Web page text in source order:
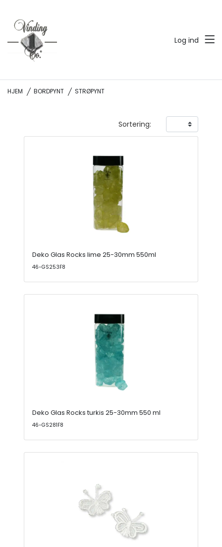
Log ind
HJEM BORDPYNT STRØPYNT
Sortering:
Deko Glas Rocks lime 25-30mm 550ml
46-GS253F8
Deko Glas Rocks turkis 25-30mm 550 ml
46-GS281F8